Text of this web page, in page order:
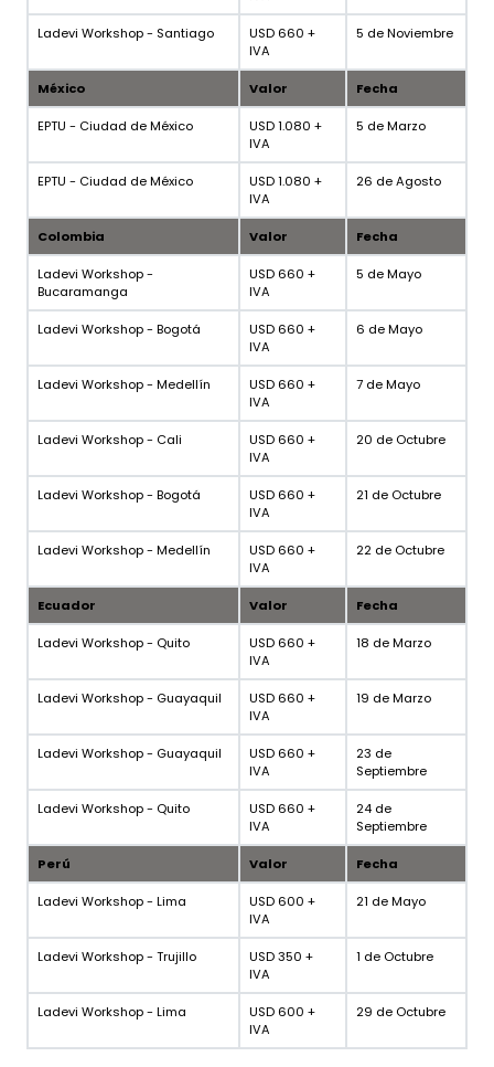
Ladevi Workshop - Santiago
USD 660 +
IVA
5 de Noviembre
México Valor Fecha
EPTU - Ciudad de México
USD 1.080 +
IVA
5 de Marzo
EPTU - Ciudad de México
USD 1.080 +
IVA
26 de Agosto
Colombia Valor Fecha
Ladevi Workshop -
Bucaramanga
USD 660 +
IVA
5 de Mayo
Ladevi Workshop - Bogotá
USD 660 +
IVA
6 de Mayo
Ladevi Workshop - Medellín
USD 660 +
IVA
7 de Mayo
Ladevi Workshop - Cali
USD 660 +
IVA
20 de Octubre
Ladevi Workshop - Bogotá
USD 660 +
IVA
21 de Octubre
Ladevi Workshop - Medellín
USD 660 +
IVA
22 de Octubre
Ecuador Valor Fecha
Ladevi Workshop - Quito
USD 660 +
IVA
18 de Marzo
Ladevi Workshop - Guayaquil
USD 660 +
IVA
19 de Marzo
Ladevi Workshop - Guayaquil
USD 660 +
IVA
23 de
Septiembre
Ladevi Workshop - Quito
USD 660 +
IVA
24 de
Septiembre
Perú Valor Fecha
Ladevi Workshop - Lima
USD 600 +
IVA
21 de Mayo
Ladevi Workshop - Trujillo
USD 350 +
IVA
1 de Octubre
Ladevi Workshop - Lima
USD 600 +
IVA
29 de Octubre